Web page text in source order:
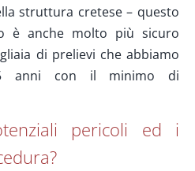
struttura cretese – questo
è anche molto più sicuro
di prelievi che abbiamo
anni con il minimo di
pericoli ed i